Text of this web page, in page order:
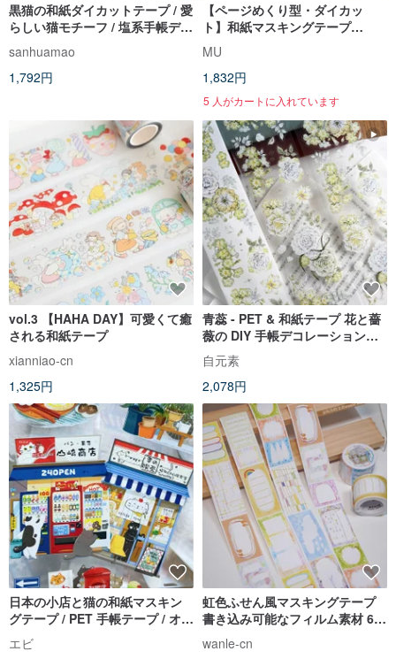
黒猫の和紙ダイカットテープ / 愛
らしい猫モチーフ / 塩系手帳デコ
レーション文具
sanhuamao
1,792円
【ページめくり型・ダイカッ
ト】和紙マスキングテープ
No.6〜7 (剥離紙付)
MU
1,832円
5 人がカートに入れています
vol.3 【HAHA DAY】可愛くて癒
される和紙テープ
xianniao-cn
1,325円
青蕊 - PET & 和紙テープ 花と薔
薇の DIY 手帳デコレーション素
材
自元素
2,078円
日本の小店と猫の和紙マスキン
グテープ / PET 手帳テープ / オリ
ジナルコラージュテープ
エビ
虹色ふせん風マスキングテープ
書き込み可能なフィルム素材 6m
wanle-cn